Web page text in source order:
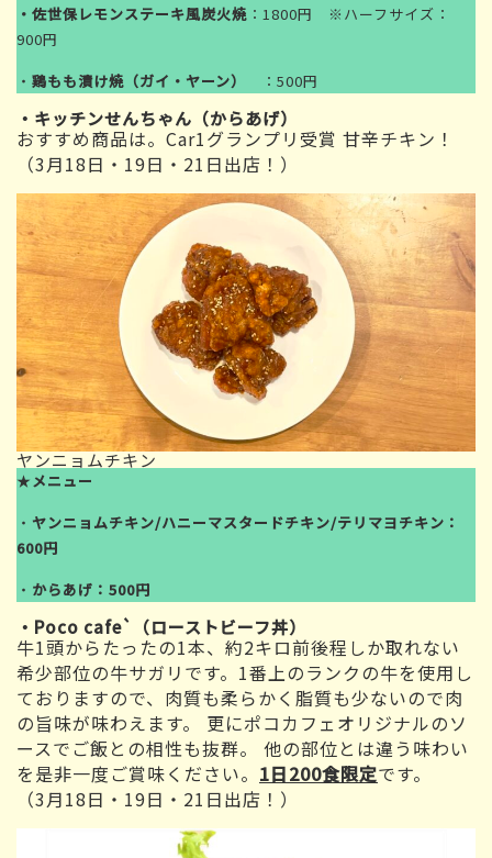
・佐世保レモンステーキ風炭火焼 ：1800円 ※ハーフサイズ：
900円
・ 鶏もも漬け焼（ガイ・ヤーン） ：500円
・キッチンせんちゃん（からあげ）
おすすめ商品は。Car1グランプリ受賞 甘辛チキン！
（3月18日・19日・21日出店！）
ヤンニョムチキン
★ メニュー
・ ヤンニョムチキン/ハニーマスタードチキン/テリマヨチキン：
600円
・ からあげ：500円
・Poco cafe`（ローストビーフ丼）
牛1頭からたったの1本、約2キロ前後程しか取れない
希少部位の牛サガリです。1番上のランクの牛を使用し
ておりますので、肉質も柔らかく脂質も少ないので肉
の旨味が味わえます。 更にポコカフェオリジナルのソ
ースでご飯との相性も抜群。 他の部位とは違う味わい
を是非一度ご賞味ください。 1日200食限定です。
（3月18日・19日・21日出店！）